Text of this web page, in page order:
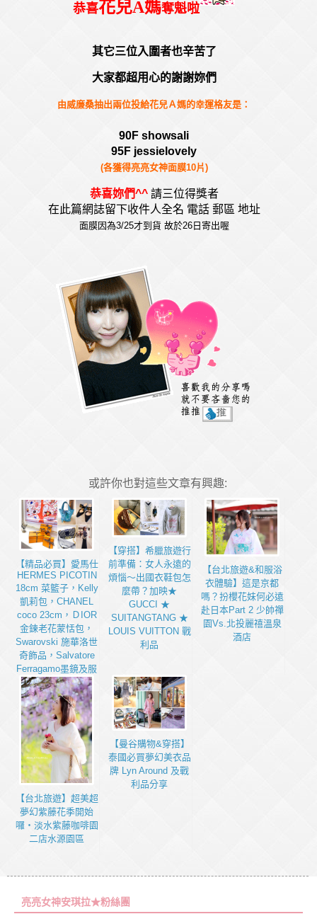
恭喜花兒A媽奪魁啦
其它三位入圍者也辛苦了
大家都超用心的謝謝妳們
由威廉桑抽出兩位投給花兒Ａ媽的幸運格友是 ：
90F showsali
95F jessielovely
(各獲得亮亮女神面膜10片)
恭喜妳們^^請三位得獎者
在此篇網誌留下收件人全名 電話 郵區 地址
面膜因為3/25才到貨 故於26日寄出喔
或許你也對這些文章有興趣:
【精品必買】愛馬仕
HERMES PICOTIN
18cm 菜籃子，Kelly
凱莉包，CHANEL
coco 23cm，ＤIOR
金鍊老花蒙恬包，
Swarovski 施華洛世
奇飾品，Salvatore
Ferragamo墨鏡及服
飾愛買大集合
【穿搭】希臘旅遊行
前準備：女人永遠的
煩惱～出國衣鞋包怎
麼帶？加映★
GUCCI ★
SUITANGTANG ★
LOUIS VUITTON 戰
利品
【台北旅遊&和服浴
衣體驗】這是京都
嗎？扮櫻花妹何必遠
赴日本Part 2 少帥禪
園Vs.北投麗禧溫泉
酒店
【台北旅遊】超美超
夢幻紫藤花季開始
囉・淡水紫藤咖啡園
二店水源園區
【曼谷購物&穿搭】
泰國必買夢幻美衣品
牌 Lyn Around 及戰
利品分享
亮亮女神安琪拉★粉絲團